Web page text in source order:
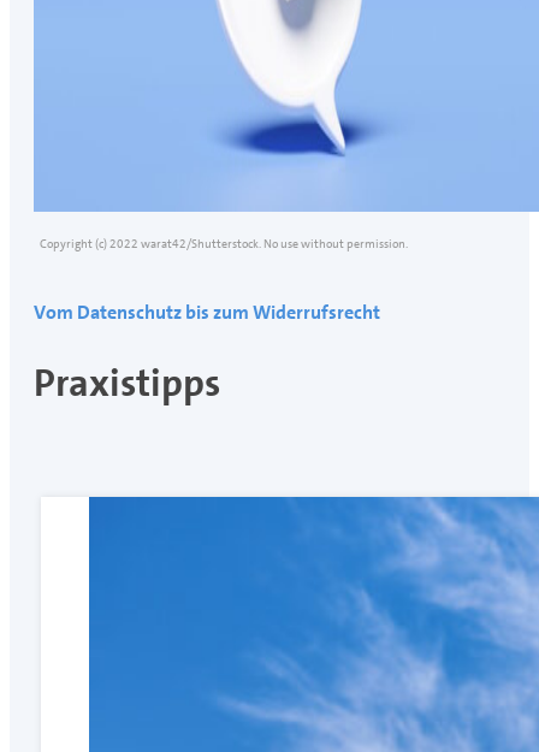
Copyright (c) 2022 warat42/Shutterstock. No use without permission.
Vom Datenschutz bis zum Widerrufsrecht
Praxistipps